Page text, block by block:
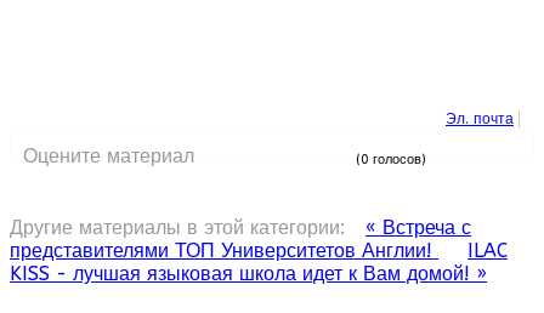
Эл. почта
Оцените материал (0 голосов)
Другие материалы в этой категории:
« Встреча с
представителями ТОП Университетов Англии!
ILAC
KISS - лучшая языковая школа идет к Вам домой! »